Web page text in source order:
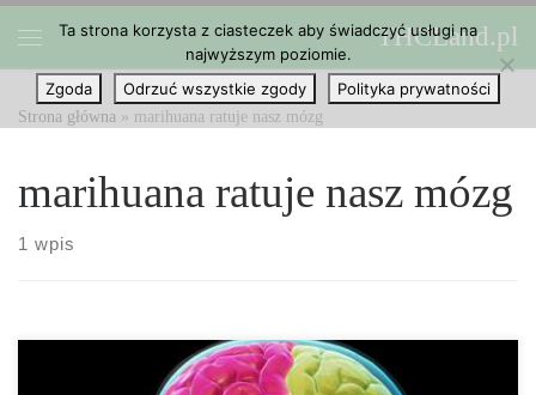
Przejdź do treści THCLand.pl
Strona główna » marihuana ratuje nasz mózg
marihuana ratuje nasz mózg
1 wpis
Ta strona korzysta z ciasteczek aby świadczyć usługi na
najwyższym poziomie.
Zgoda
Odrzuć wszystkie zgody Polityka prywatności